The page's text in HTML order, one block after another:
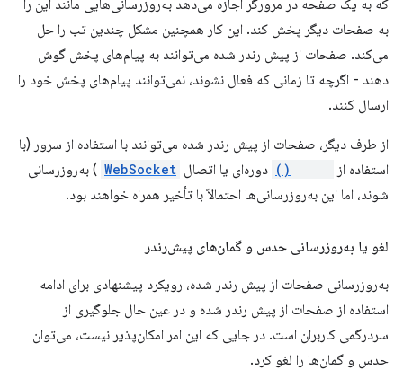
که به یک صفحه در مرورگر اجازه می‌دهد به‌روزرسانی‌هایی مانند این را
به صفحات دیگر پخش کند. این کار همچنین مشکل چندین تب را حل
می‌کند. صفحات از پیش رندر شده می‌توانند به پیام‌های پخش گوش
دهند - اگرچه تا زمانی که فعال نشوند، نمی‌توانند پیام‌های پخش خود را
ارسال کنند.
از طرف دیگر، صفحات از پیش رندر شده می‌توانند با استفاده از سرور (با
استفاده از
دوره‌ای یا اتصال WebSocket ) به‌روزرسانی
شوند، اما این به‌روزرسانی‌ها احتمالاً با تأخیر همراه خواهند بود.
لغو یا به‌روزرسانی حدس و گمان‌های پیش‌رندر
به‌روزرسانی صفحات از پیش رندر شده، رویکرد پیشنهادی برای ادامه
استفاده از صفحات از پیش رندر شده و در عین حال جلوگیری از
سردرگمی کاربران است. در جایی که این امر امکان‌پذیر نیست، می‌توان
حدس و گمان‌ها را لغو کرد.